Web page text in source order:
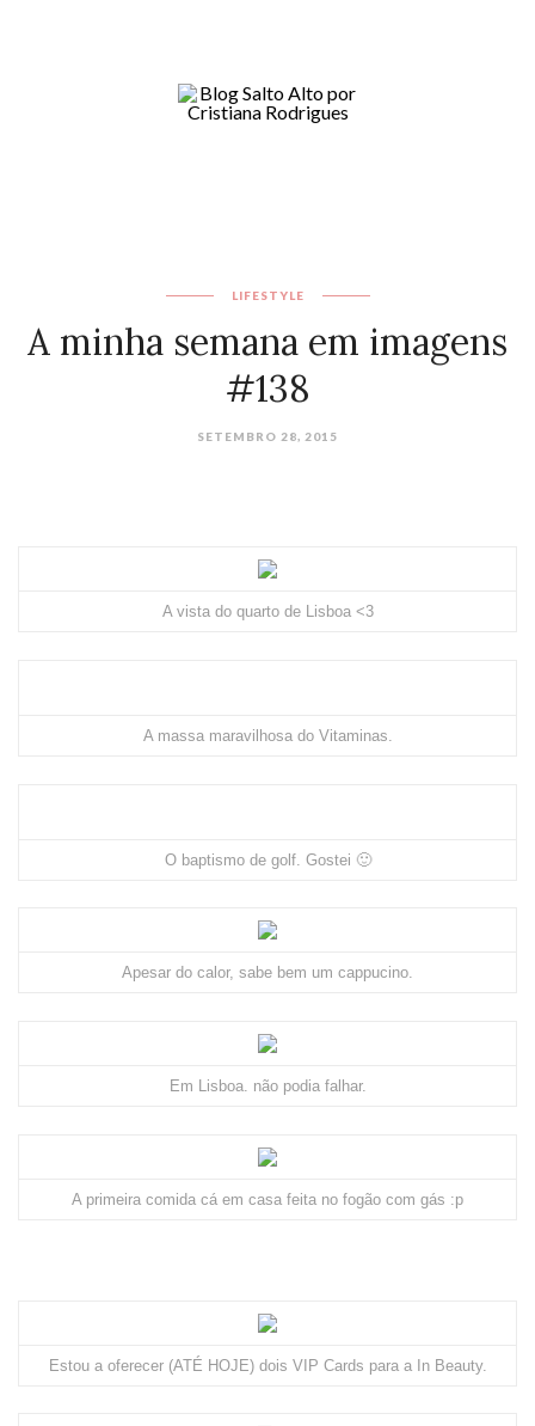
LIFESTYLE
A minha semana em imagens
#138
SETEMBRO 28, 2015
A vista do quarto de Lisboa <3
A massa maravilhosa do Vitaminas.
O baptismo de golf. Gostei 🙂
Apesar do calor, sabe bem um cappucino.
Em Lisboa. não podia falhar.
A primeira comida cá em casa feita no fogão com gás :p
Estou a oferecer (ATÉ HOJE) dois VIP Cards para a In Beauty.